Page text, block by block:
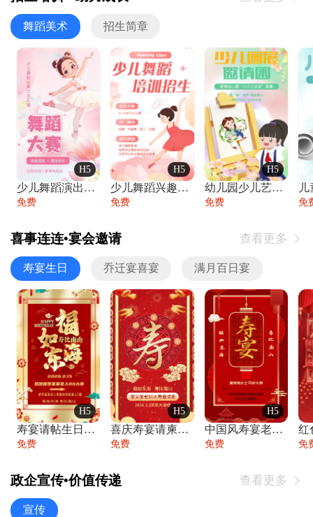
舞蹈美术 招生简章
H5
少儿舞蹈演出舞蹈比赛跳舞大赛文艺汇演活动
免费
H5
少儿舞蹈兴趣班艺术培训学校招生宣传
免费
H5
幼儿园少儿艺术展览绘画展摄影作品展美术展
免费 免
喜事连连•宴会邀请 查看更多 
寿宴生日 乔迁宴喜宴 满月百日宴
H5
寿宴请帖生日宴邀请函老人寿星生日快乐祝寿
免费
H5
喜庆寿宴请柬老人生日宴会邀请函请柬过大寿
免费
H5
中国风寿宴老人生日宴会邀请函寿宴请帖请柬
免费 免
政企宣传•价值传递 查看更多 
宣传